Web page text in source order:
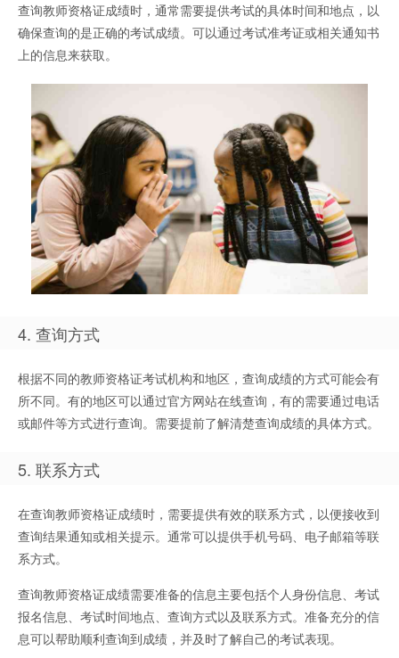
查询教师资格证成绩时，通常需要提供考试的具体时间和地点，以
确保查询的是正确的考试成绩。可以通过考试准考证或相关通知书
上的信息来获取。
4. 查询方式
根据不同的教师资格证考试机构和地区，查询成绩的方式可能会有
所不同。有的地区可以通过官方网站在线查询，有的需要通过电话
或邮件等方式进行查询。需要提前了解清楚查询成绩的具体方式。
5. 联系方式
在查询教师资格证成绩时，需要提供有效的联系方式，以便接收到
查询结果通知或相关提示。通常可以提供手机号码、电子邮箱等联
系方式。
查询教师资格证成绩需要准备的信息主要包括个人身份信息、考试
报名信息、考试时间地点、查询方式以及联系方式。准备充分的信
息可以帮助顺利查询到成绩，并及时了解自己的考试表现。